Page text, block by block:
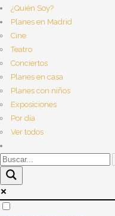
¿Quién Soy?
Planes en Madrid
Cine
Teatro
Conciertos
Planes en casa
Planes con niños
Exposiciones
Por día
Ver todos